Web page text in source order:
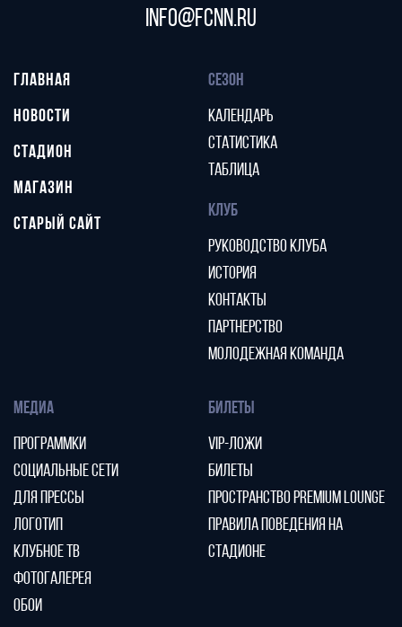
info@fcnn.ru
ГЛАВНАЯ
НОВОСТИ
СТАДИОН
МАГАЗИН
СТАРЫЙ САЙТ
СЕЗОН
КАЛЕНДАРЬ
СТАТИСТИКА
ТАБЛИЦА
КЛУБ
РУКОВОДСТВО КЛУБА
ИСТОРИЯ
КОНТАКТЫ
ПАРТНЕРСТВО
МОЛОДЕЖНАЯ КОМАНДА
МЕДИА
ПРОГРАММКИ
СОЦИАЛЬНЫЕ СЕТИ
ДЛЯ ПРЕССЫ
ЛОГОТИП
КЛУБНОЕ ТВ
ФОТОГАЛЕРЕЯ
ОБОИ
БИЛЕТЫ
VIP-ЛОЖИ
БИЛЕТЫ
ПРОСТРАНСТВО PREMIUM LOUNGE
ПРАВИЛА ПОВЕДЕНИЯ НА
СТАДИОНЕ